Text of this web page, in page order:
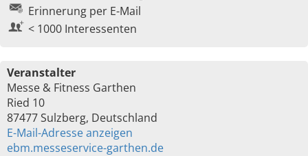
Erinnerung per E-Mail
< 1000 Interessenten
Veranstalter
Messe & Fitness Garthen
Ried 10
87477 Sulzberg, Deutschland
E-Mail-Adresse anzeigen
ebm.messeservice-garthen.de